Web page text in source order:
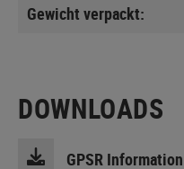
Gewicht verpackt:
DOWNLOADS
GPSR Information